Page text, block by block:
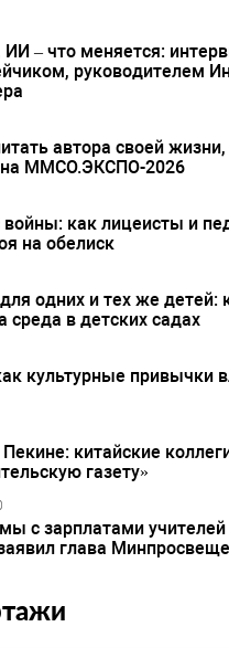
ИИ – что меняется:
руководителем
автора своей
на ММСО.ЭКСПО-2026
как лицеисты и
на обелиск
одних и тех же детей:
среда в детских садах
культурные привычки
китайские
газету»
с зарплатами учителей
глава